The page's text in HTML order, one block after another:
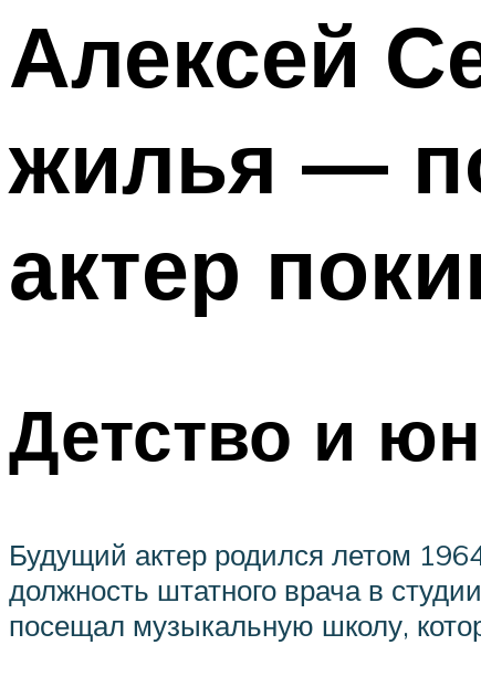
Алексей
жилья —
актер
Детство и
Будущий актер родился летом
должность штатного врача в
посещал музыкальную школу,